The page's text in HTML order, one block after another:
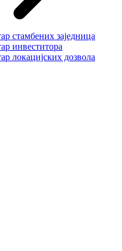
стамбених заједница
инвеститора
локацијских дозвола